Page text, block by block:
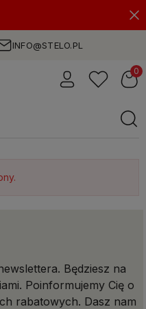
INFO@STELO.PL
Będziesz na
Poinformujemy Cię o
rabatowych. Dasz nam